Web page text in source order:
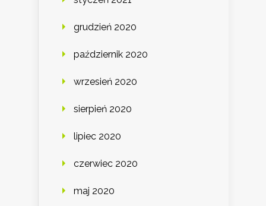
grudzień 2020
październik 2020
wrzesień 2020
sierpień 2020
lipiec 2020
czerwiec 2020
maj 2020